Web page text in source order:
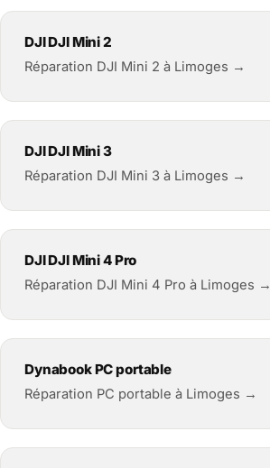
DJI DJI Mini 2
Réparation DJI Mini 2 à Limoges →
DJI DJI Mini 3
Réparation DJI Mini 3 à Limoges →
DJI DJI Mini 4 Pro
Réparation DJI Mini 4 Pro à Limoges →
Dynabook PC portable
Réparation PC portable à Limoges →